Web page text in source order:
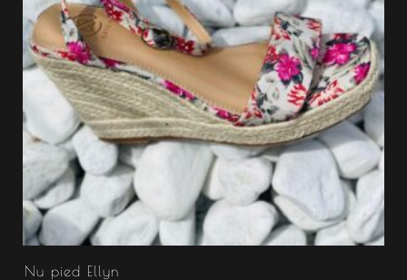
Nu pied Ellyn